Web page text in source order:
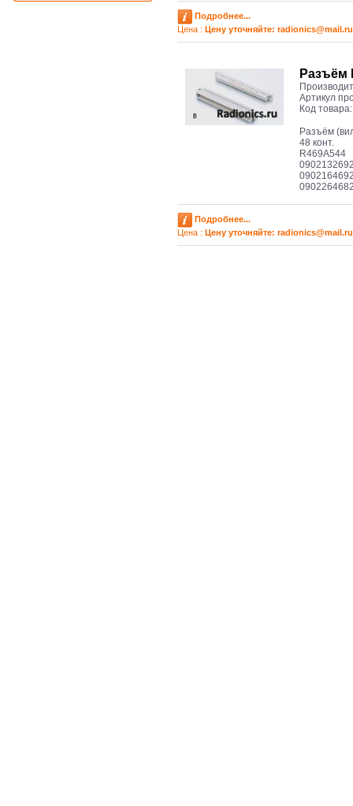
Подробнее...
Цена : Цену уточняйте: radioniсs@mail.ru
Разъём
Артикул
Код
Разъём
48 конт.
R469A544
Подробнее...
Цена : Цену уточняйте: radioniсs@mail.ru